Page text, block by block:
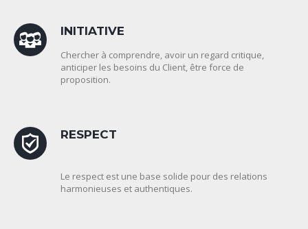
INITIATIVE
Chercher à comprendre, avoir un regard critique,
anticiper les besoins du Client, être force de
proposition.
RESPECT
Le respect est une base solide pour des relations
harmonieuses et authentiques.